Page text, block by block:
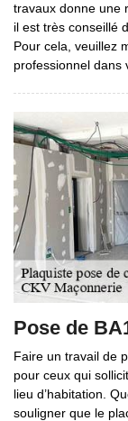
travaux donne une
il est très conseillé
Pour cela, veuillez
professionnel dans
Pose de
Faire un travail de
pour ceux qui
lieu d’habitation.
souligner que le